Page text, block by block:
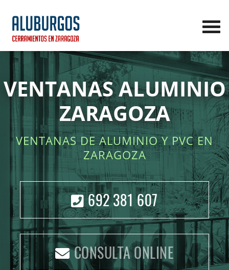
VENTANAS ALUMINIO
ZARAGOZA
VENTANAS DE ALUMINIO Y PVC EN
ZARAGOZA
692 381 607
CONSULTA ONLINE